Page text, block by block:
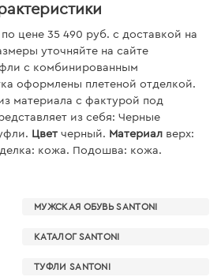
цене 35 490 руб. c доставкой на
уточняйте на сайте
с комбинированным
оформлены плетеной отделкой.
материала с фактурой под
из себя: Черные
Цвет черный. Материал верх:
кожа. Подошва: кожа.
МУЖСКАЯ ОБУВЬ SANTONI
КАТАЛОГ SANTONI
ТУФЛИ SANTONI